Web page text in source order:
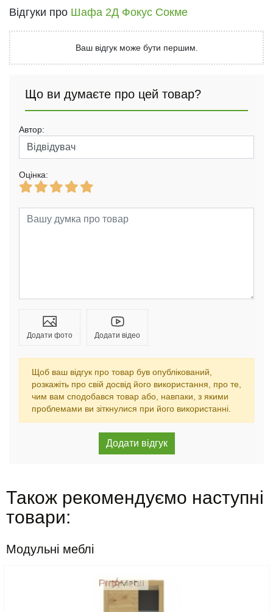
Відгуки про Шафа 2Д Фокус Сокме
Ваш відгук може бути першим.
Що ви думаєте про цей товар?
Автор:
Оцінка:
Додати фото Додати відео
Щоб ваш відгук про товар був опублікований,
розкажіть про свій досвід його використання, про те,
чим вам сподобався товар або, навпаки, з якими
проблемами ви зіткнулися при його використанні.
Також рекомендуємо наступні
товари:
Модульні меблі